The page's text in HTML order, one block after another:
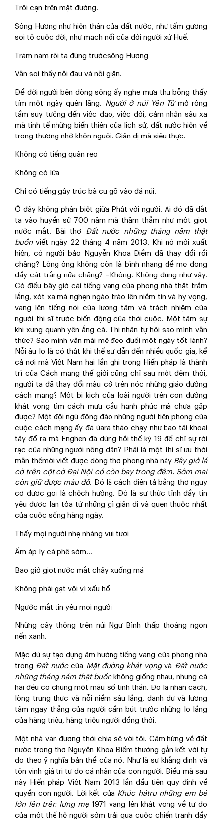
Trôi cạn trên mặt đường.
Sông Hương như hiện thân của đất nước, như tấm gương
soi tỏ cuộc đời, như mạch nối của đời người xứ Huế.
Trăm năm rồi ta đứng trướcsông Hương
Vẫn soi thấy nỗi đau và nỗi giận.
Để đời người bên dòng sông ấy nghe mưa thu bỗng thấy
tím một ngày quên lãng. Người ở núi Yên Tửmở rộng
tầm suy tưởng đến việc đạo, việc đời, cảm nhận sâu xa
mà tinh tế những biến thiên của lịch sử, đất nước hiện về
trong thương nhớ khôn nguôi. Giản dị mà siêu thực.
Không có tiếng quân reo
Không có lửa
Chỉ có tiếng gậy trúc bà cụ gõ vào đá núi.
Ở đây không phân biệt giữa Phật với người. Ai đó đã dắt
ta vào huyền sử 700 năm mà thăm thẳm như một giọt
nước mắt. Bài thơ Đất nước những tháng năm thật
buồn viết ngày 22 tháng 4 năm 2013. Khi nó mới xuất
hiện, có người bảo Nguyễn Khoa Điềm đã thay đổi rồi
chăng? Lòng ông không còn là bình nhang để mẹ đong
đầy cát trắng nữa chăng? –Không. Không đúng như vậy.
Có điều bây giờ cái tiếng vang của phong nhã thật trầm
lắng, xót xa mà nghẹn ngào trào lên niềm tin và hy vọng,
vang lên tiếng nói của lương tâm và trách nhiệm của
người thi sĩ trước biến động của thời cuộc. Một tâm sự
khi xung quanh yên ắng cả. Thi nhân tự hỏi sao mình vẫn
thức? Sao mình vẫn mải mê đeo đuổi một ngày tốt lành?
Nỗi âu lo là có thật khi thế sự dẫn đến nhiều quốc gia, kể
cả nơi mà Việt Nam hai lần ghi trong Hiến pháp là thành
trì của Cách mạng thế giới cũng chỉ sau một đêm thôi,
người ta đã thay đổi màu cờ trên nóc những giáo đường
cách mạng? Một bi kịch của loài người trên con đường
khát vọng tìm cách mưu cầu hạnh phúc mà chưa gặp
được? Một đội ngũ đông đảo những người tiên phong của
cuộc cách mạng ấy đã ùara tháo chạy như bao tải khoai
tây đổ ra mà Enghen đã dùng hồi thế kỷ 19 để chỉ sự rời
rạc của những người nông dân? Phải là một thi sĩ ưu thời
mẫn thếmới viết được dòng thơ phong nhã này Bây giờ lá
cờ trên cột cờ Đại Nội có còn bay trong đêm. Sớm mai
còn giữ được màu đỏ. Đó là cách diễn tả bằng thơ nguy
cơ được gọi là chệch hướng. Đó là sự thức tỉnh đầy tin
yêu được lan tỏa từ những gì giản dị và quen thuộc nhất
của cuộc sống hàng ngày.
Thấy mọi người nhẹ nhàng vui tươi
Ấm áp ly cà phê sớm…
Bao giờ giọt nước mắt chảy xuống má
Không phải gạt vội vì xấu hổ
Ngước mắt tin yêu mọi người
Những cây thông trên núi Ngự Bình thấp thoáng ngọn
nến xanh.
Mặc dù sự tạo dựng âm hưởng tiếng vang của phong nhã
trong Đất nướccủa Mặt đường khát vọngvà Đất nước
những tháng năm thật buồn không giống nhau, nhưng cả
hai đều có chung một mẫu số tinh thần. Đó là nhân cách,
lòng trung thực và nỗi niềm sâu lắng, danh dự và lương
tâm ngay thẳng của người cầm bút trước những lo lắng
của hàng triệu, hàng triệu người đồng thời.
Một nhà văn đương thời chia sẻ với tôi. Cảm hứng về đất
nước trong thơ Nguyễn Khoa Điềm thường gắn kết với tự
do theo ỹ nghĩa bản thể của nó. Như là sự khẳng định và
tôn vinh giá trị tự do cá nhân của con người. Điều mà sau
này Hiến pháp Việt Nam 2013 lần đầu tiên quy định về
quyền con người. Lời kết của Khúc hátru những em bé
lớn lên trên lưng mẹ1971 vang lên khát vọng về tự do
của một thế hệ người sớm trải qua cuộc chiến tranh đầy